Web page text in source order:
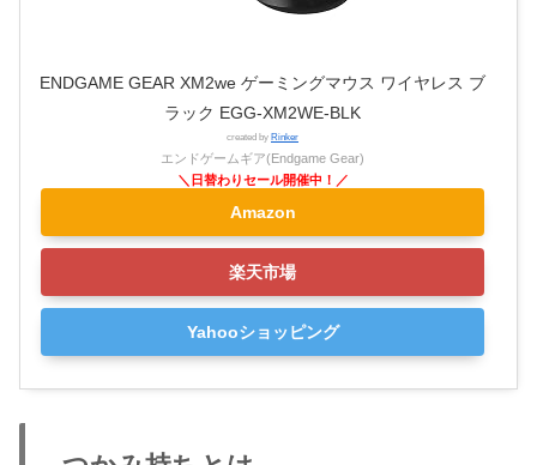
ENDGAME GEAR XM2we ゲーミングマウス ワイヤレス ブ
ラック EGG-XM2WE-BLK
created by Rinker
エンドゲームギア(Endgame Gear)
Amazon
楽天市場
Yahooショッピング